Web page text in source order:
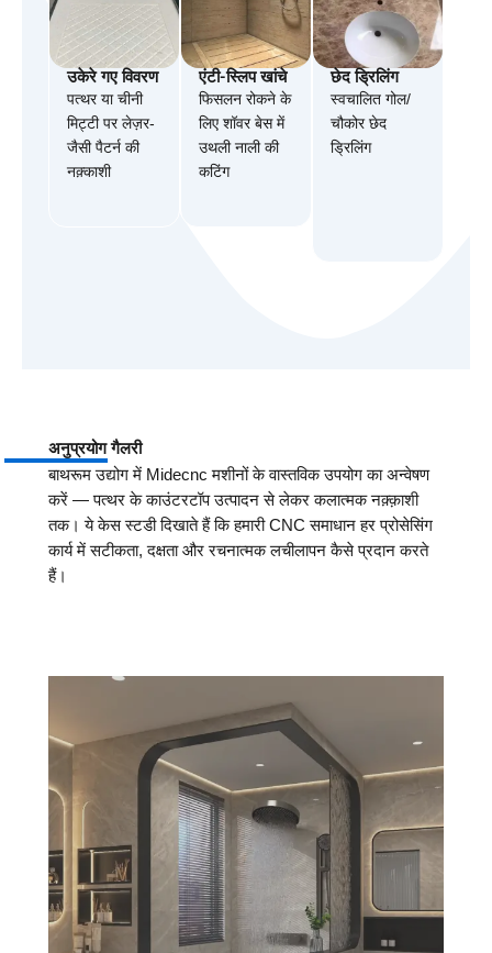
उकेरे गए विवरण
पत्थर या चीनी
मिट्टी पर लेज़र-
जैसी पैटर्न की
नक़्काशी
एंटी-स्लिप खांचे
फिसलन रोकने के
लिए शॉवर बेस में
उथली नाली की
कटिंग
छेद ड्रिलिंग
स्वचालित गोल/
चौकोर छेद
ड्रिलिंग
अनुप्रयोग गैलरी
बाथरूम उद्योग में Midecnc मशीनों के वास्तविक उपयोग का अन्वेषण
करें — पत्थर के काउंटरटॉप उत्पादन से लेकर कलात्मक नक़्क़ाशी
तक। ये केस स्टडी दिखाते हैं कि हमारी CNC समाधान हर प्रोसेसिंग
कार्य में सटीकता, दक्षता और रचनात्मक लचीलापन कैसे प्रदान करते
हैं।